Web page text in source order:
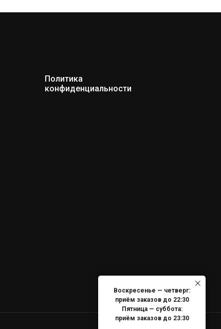
Политика
конфиденциальности
Воскресенье — четверг:
приём заказов до 22:30
Пятница — суббота:
приём заказов до 23:30